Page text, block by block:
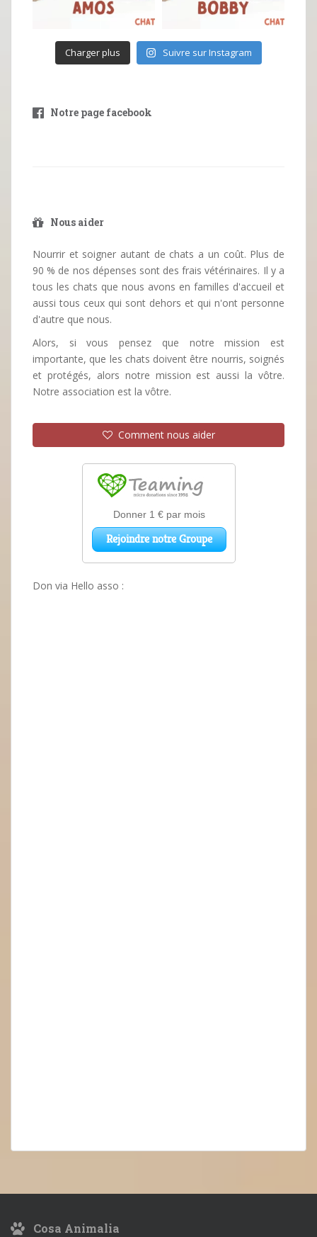
Charger plus Suivre sur Instagram
Notre page facebook
Nous aider
Nourrir et soigner autant de chats a un coût. Plus de
90 % de nos dépenses sont des frais vétérinaires. Il y a
tous les chats que nous avons en familles d'accueil et
aussi tous ceux qui sont dehors et qui n'ont personne
d'autre que nous.
Alors, si vous pensez que notre mission est
importante, que les chats doivent être nourris, soignés
et protégés, alors notre mission est aussi la vôtre.
Notre association est la vôtre.
Comment nous aider
Don via Hello asso :
Cosa Animalia